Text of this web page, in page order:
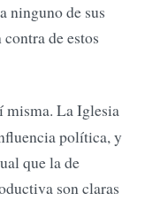
ninguno de sus
de estos
misma. La Iglesia
política, y
que la de
son claras